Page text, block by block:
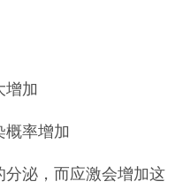
增加
率增加
分泌，而应激会增加这